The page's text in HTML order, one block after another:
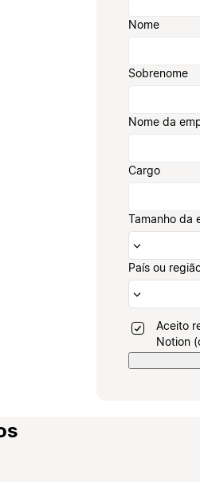
Nome
Sobrenome
Nome da
Cargo
Tamanho da
País ou
Aceito
Notion